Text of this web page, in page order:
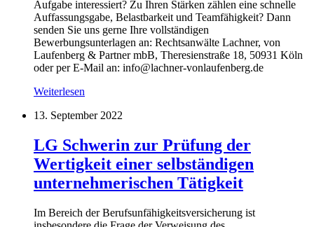
Aufgabe interessiert? Zu Ihren Stärken zählen eine schnelle
Auffassungsgabe, Belastbarkeit und Teamfähigkeit? Dann
senden Sie uns gerne Ihre vollständigen
Bewerbungsunterlagen an: Rechtsanwälte Lachner, von
Laufenberg & Partner mbB, Theresienstraße 18, 50931 Köln
oder per E-Mail an: info@lachner-vonlaufenberg.de
Weiterlesen
13. September 2022
LG Schwerin zur Prüfung der
Wertigkeit einer selbständigen
unternehmerischen Tätigkeit
Im Bereich der Berufsunfähigkeitsversicherung ist